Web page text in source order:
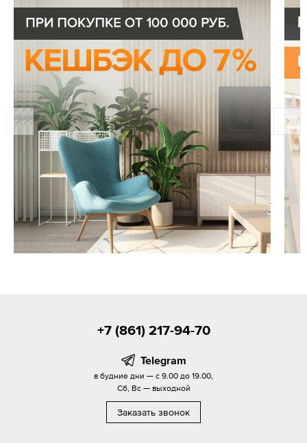
+7 (861) 217-94-70
Telegram
в будние дни — с 9.00 до 19.00,
Сб, Вс — выходной
Заказать звонок